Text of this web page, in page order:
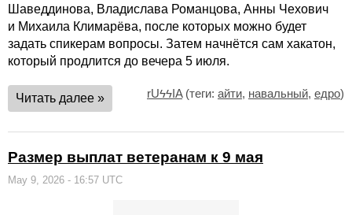
Шаведдинова, Владислава Романцова, Анны Чехович
и Михаила Климарёва, после которых можно будет
задать спикерам вопросы. Затем начнётся сам хакатон,
который продлится до вечера 5 июля.
Читать далее » rUϟϟIA(теги: айти, навальный, едро)
Размер выплат ветеранам к 9 мая
May 9, 2026 - 16:57 UTC